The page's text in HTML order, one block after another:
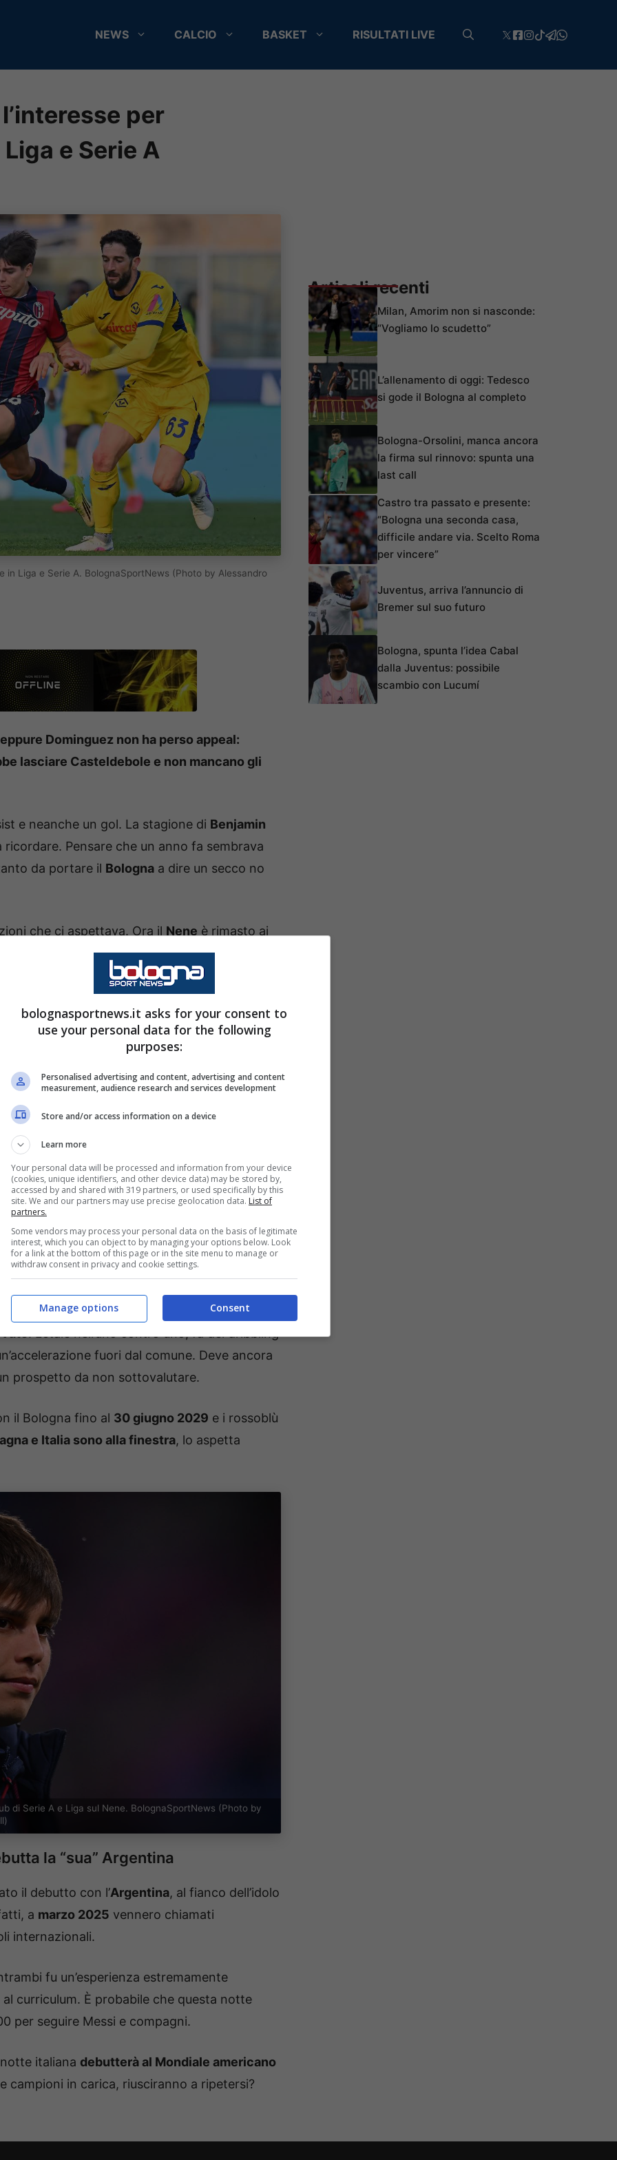
NEWS CALCIO BASKET RISULTATI LIVE
per
e Serie A
in Liga e Serie A. BolognaSportNews (Photo by Alessandro
Dominguez non ha perso appeal:
lasciare Casteldebole e non mancano gli
e neanche un gol. La stagione di Benjamin
Pensare che un anno fa sembrava
da portare il Bologna a dire un secco no
che ci aspettava. Ora il Nene è rimasto ai
sessione di mercato potrebbe partire
Italia e all’estero: i club di
permanenza perDominguez. L’argentino avrà
Tedesco e magari l’allenatore potrebbe
i club interessati. Secondo ilCorriere
con attenzione il Nene, così come diversi
per il classe 2003. Con unRowestraripante e
Dominguez ha collezionato
aggiunge solo un’altra di Europa League.
. Letale nell’uno contro uno, fa del dribbling
fuori dal comune. Deve ancora
prospetto da non sottovalutare.
il Bologna fino al 30 giugno 2029 e i rossoblù
e Italia sono alla finestra, lo aspetta
di Serie A e Liga sul Nene. BolognaSportNews (Photo by
la “sua” Argentina
il debutto con l’Argentina, al fianco dell’idolo
a marzo 2025 vennero chiamati
internazionali.
fu un’esperienza estremamente
curriculum. È probabile che questa notte
per seguire Messi e compagni.
italiana debutterà al Mondiale americano
campioni in carica, riusciranno a ripetersi?
Articoli recenti
Milan, Amorim non si nasconde:
“Vogliamo lo scudetto”
L’allenamento di oggi: Tedesco
si gode il Bologna al completo
Bologna-Orsolini, manca ancora
la firma sul rinnovo: spunta una
last call
Castro tra passato e presente:
“Bologna una seconda casa,
difficile andare via. Scelto Roma
per vincere”
Juventus, arriva l’annuncio di
Bremer sul suo futuro
Bologna, spunta l’idea Cabal
dalla Juventus: possibile
scambio con Lucumí
bolognasportnews.it asks for your consent to
use your personal data for the following
purposes:
Personalised advertising and content, advertising and content
measurement, audience research and services development
Store and/or access information on a device
Learn more
Your personal data will be processed and information from your device
(cookies, unique identifiers, and other device data) may be stored by,
accessed by and shared with 319 partners, or used specifically by this
site. We and our partners may use precise geolocation data. List of
partners.
Some vendors may process your personal data on the basis of legitimate
interest, which you can object to by managing your options below. Look
for a link at the bottom of this page or in the site menu to manage or
withdraw consent in privacy and cookie settings.
Consent
Manage options